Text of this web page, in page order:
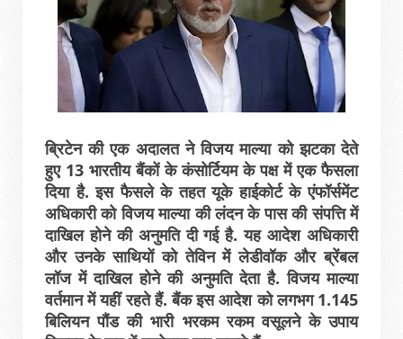
ब्रिटेन की एक अदालत ने विजय माल्‍या को झटका देते
हुए 13 भारतीय बैंकों के कंसोर्टियम के पक्ष में एक फैसला
दिया है. इस फैसले के तहत यूके हाईकोर्ट के एंफॉर्समेंट
अधिकारी को विजय माल्‍या की लंदन के पास की संपत्ति में
दाखिल होने की अनुमति दी गई है. यह आदेश अधिकारी
और उनके साथियों को तेविन में लेडीवॉक और ब्रेंबल
लॉज में दाखिल होने की अनुमति देता है. विजय माल्‍या
वर्तमान में यहीं रहते हैं. बैंक इस आदेश को लगभग 1.145
बिलियन पौंड की भारी भरकम रकम वसूलने के उपाय